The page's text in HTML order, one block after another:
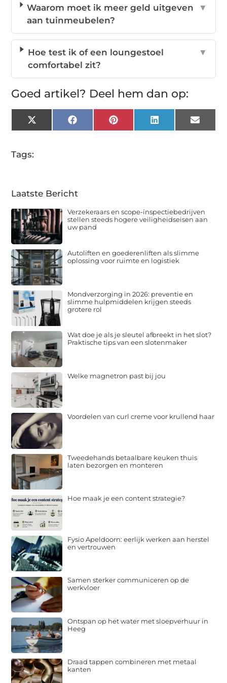
Waarom moet ik meer geld uitgeven
aan tuinmeubelen?
▼
Hoe test ik of een loungestoel
comfortabel zit?
▼
Goed artikel? Deel hem dan op:
X
(Twitter)
FacebookPinterestLinkedInEmail
Tags:
Laatste Bericht
Verzekeraars en scope-inspectiebedrijven
stellen steeds hogere veiligheidseisen aan
uw pand
Autoliften en goederenliften als slimme
oplossing voor ruimte en logistiek
Mondverzorging in 2026: preventie en
slimme hulpmiddelen krijgen steeds
grotere rol
Wat doe je als je sleutel afbreekt in het slot?
Praktische tips van een slotenmaker
Welke magnetron past bij jou
Voordelen van curl creme voor krullend haar
Tweedehands betaalbare keuken thuis
laten bezorgen en monteren
Hoe maak je een content strategie?
Fysio Apeldoorn: eerlijk werken aan herstel
en vertrouwen
Samen sterker communiceren op de
werkvloer
Ontspan op het water met sloepverhuur in
Heeg
Draad tappen combineren met metaal
kanten